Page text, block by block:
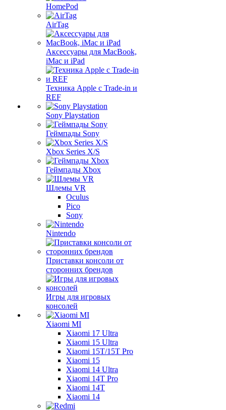
HomePod
AirTag
Аксессуары для MacBook,
iMac и iPad
Техника Apple с Trade-in и
REF
Sony Playstation
Геймпады Sony
Xbox Series X/S
Геймпады Xbox
Шлемы VR
Oculus
Pico
Sony
Nintendo
Приставки консоли от
сторонних брендов
Игры для игровых
консолей
Xiaomi MI
Xiaomi 17 Ultra
Xiaomi 15 Ultra
Xiaomi 15T/15T Pro
Xiaomi 15
Xiaomi 14 Ultra
Xiaomi 14T Pro
Xiaomi 14T
Xiaomi 14